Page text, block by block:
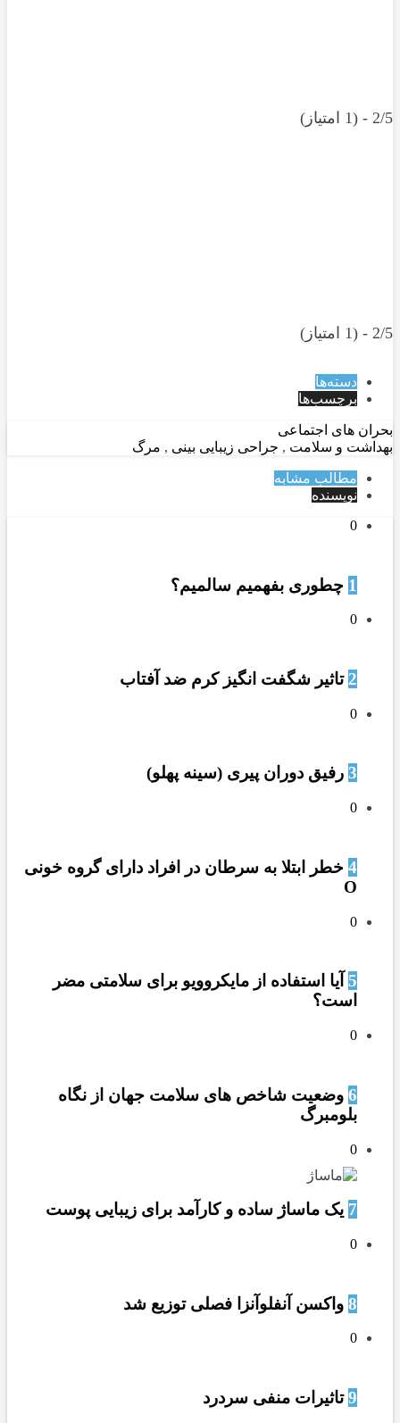
2/5 - (1 امتیاز)
2/5 - (1 امتیاز)
دسته‌ها
برچسب‌ها
بحران های اجتماعی
بهداشت و سلامت , جراحی زیبایی بینی , مرگ
مطالب مشابه
نویسنده
0
1 چطوری بفهمیم سالمیم؟
0
2 تاثیر شگفت انگیز کرم ضد آفتاب
0
3 رفیق دوران پیری (سینه پهلو)
0
4 خطر ابتلا به سرطان در افراد دارای گروه خونی
O
0
5 آیا استفاده از مایکروویو برای سلامتی مضر
است؟
0
6 وضعیت شاخص های سلامت جهان از نگاه
بلومبرگ
0
7 یک ماساژ ساده و کارآمد برای زیبایی پوست
0
8 واکسن آنفلوآنزا فصلی توزیع شد
0
9 تاثیرات منفی سردرد